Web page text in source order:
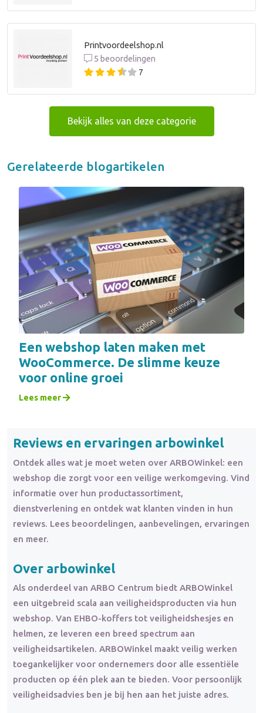
Printvoordeelshop.nl
5 beoordelingen
7
Bekijk alles van deze categorie
Gerelateerde blogartikelen
Een webshop laten maken met
WooCommerce. De slimme keuze
voor online groei
Lees meer
Reviews en ervaringen arbowinkel
Ontdek alles wat je moet weten over ARBOWinkel: een
webshop die zorgt voor een veilige werkomgeving. Vind
informatie over hun productassortiment,
dienstverlening en ontdek wat klanten vinden in hun
reviews. Lees beoordelingen, aanbevelingen, ervaringen
en meer.
Over arbowinkel
Als onderdeel van ARBO Centrum biedt ARBOWinkel
een uitgebreid scala aan veiligheidsproducten via hun
webshop. Van EHBO-koffers tot veiligheidshesjes en
helmen, ze leveren een breed spectrum aan
veiligheidsartikelen. ARBOWinkel maakt veilig werken
toegankelijker voor ondernemers door alle essentiële
producten op één plek aan te bieden. Voor persoonlijk
veiligheidsadvies ben je bij hen aan het juiste adres.